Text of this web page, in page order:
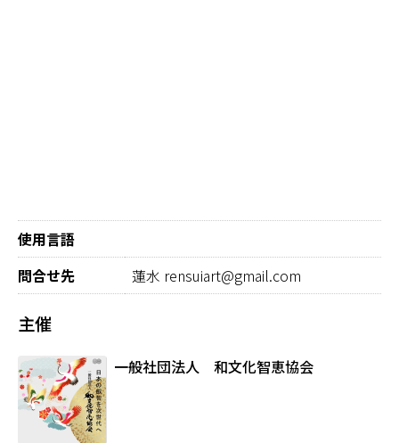
使用言語
問合せ先
蓮水 rensuiart@gmail.com
主催
一般社団法人 和文化智恵協会